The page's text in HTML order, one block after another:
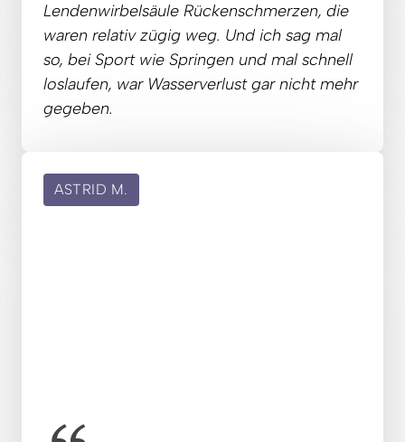
Lendenwirbelsäule Rückenschmerzen,
waren relativ zügig weg. Und ich sag
so, bei Sport wie Springen und mal
loslaufen, war Wasserverlust gar nicht
mehr
gegeben.
ASTRID M.